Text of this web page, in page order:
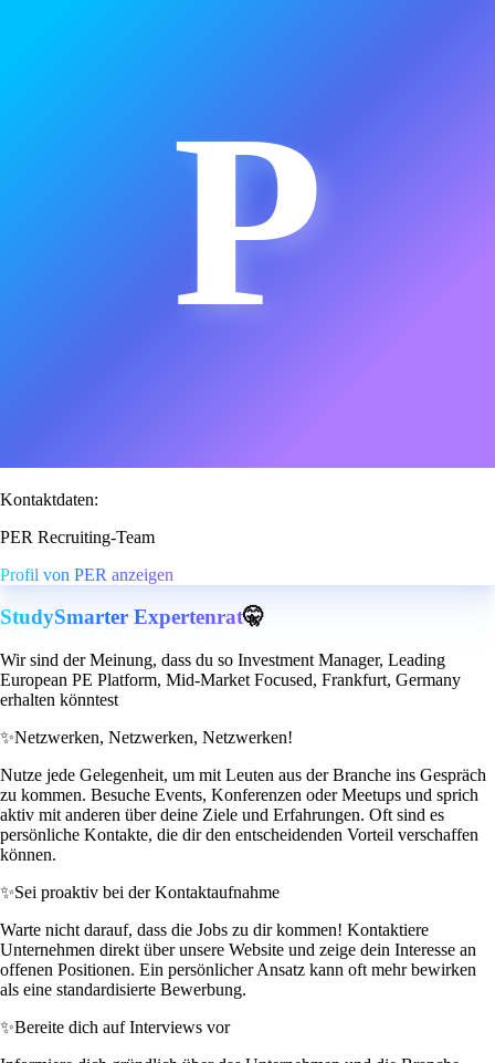
P
Kontaktdaten:
PER Recruiting-Team
Profil von PER anzeigen
StudySmarter Expertenrat🤫
Wir sind der Meinung, dass du so Investment Manager, Leading
European PE Platform, Mid-Market Focused, Frankfurt, Germany
erhalten könntest
✨Netzwerken, Netzwerken, Netzwerken!
Nutze jede Gelegenheit, um mit Leuten aus der Branche ins Gespräch
zu kommen. Besuche Events, Konferenzen oder Meetups und sprich
aktiv mit anderen über deine Ziele und Erfahrungen. Oft sind es
persönliche Kontakte, die dir den entscheidenden Vorteil verschaffen
können.
✨Sei proaktiv bei der Kontaktaufnahme
Warte nicht darauf, dass die Jobs zu dir kommen! Kontaktiere
Unternehmen direkt über unsere Website und zeige dein Interesse an
offenen Positionen. Ein persönlicher Ansatz kann oft mehr bewirken
als eine standardisierte Bewerbung.
✨Bereite dich auf Interviews vor